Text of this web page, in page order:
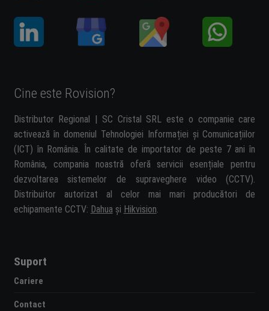
Cine este Rovision?
Distributor Regional | SC Cristal SRL este o companie care
activează în domeniul Tehnologiei Informației și Comunicațiilor
(ICT) în România. În calitate de importator de peste 7 ani în
România, compania noastră oferă servicii esențiale pentru
dezvoltarea sistemelor de supraveghere video (CCTV).
Distribuitor autorizat al celor mai mari producători de
echipamente CCTV: Dahua și Hikvision.
Suport
Cariere
Contact